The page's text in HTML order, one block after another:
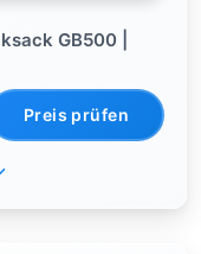
GB500 |
Preis prüfen